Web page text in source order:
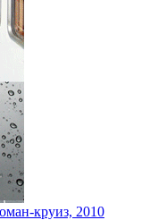
круиз, 2010